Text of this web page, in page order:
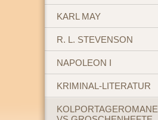
KARL MAY
R. L. STEVENSON
NAPOLEON I
KRIMINAL-LITERATUR
KOLPORTAGEROMANE